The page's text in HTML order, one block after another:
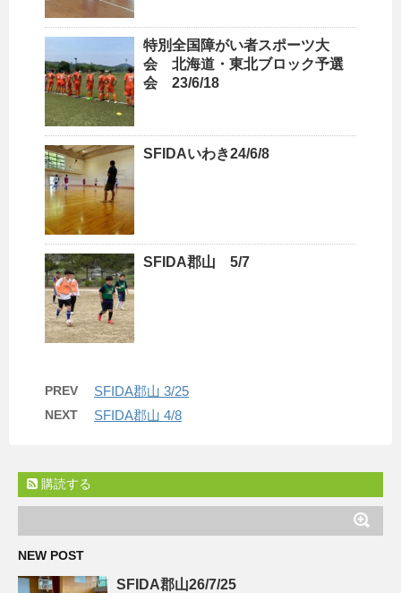
特別全国障がい者スポーツ大
会 北海道・東北ブロック予選
会 23/6/18
SFIDAいわき24/6/8
SFIDA郡山 5/7
PREV SFIDA郡山 3/25
NEXT SFIDA郡山 4/8
購読する
NEW POST
SFIDA郡山26/7/25